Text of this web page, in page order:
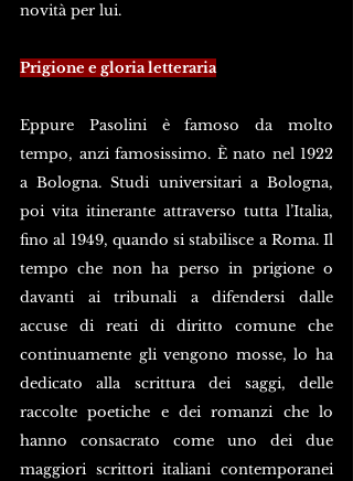
novità per lui.
Prigione e gloria letteraria
Eppure Pasolini è famoso da molto
tempo, anzi famosissimo. È nato nel 1922
a Bologna. Studi universitari a Bologna,
poi vita itinerante attraverso tutta l’Italia,
fino al 1949, quando si stabilisce a Roma. Il
tempo che non ha perso in prigione o
davanti ai tribunali a difendersi dalle
accuse di reati di diritto comune che
continuamente gli vengono mosse, lo ha
dedicato alla scrittura dei saggi, delle
raccolte poetiche e dei romanzi che lo
hanno consacrato come uno dei due
maggiori scrittori italiani contemporanei